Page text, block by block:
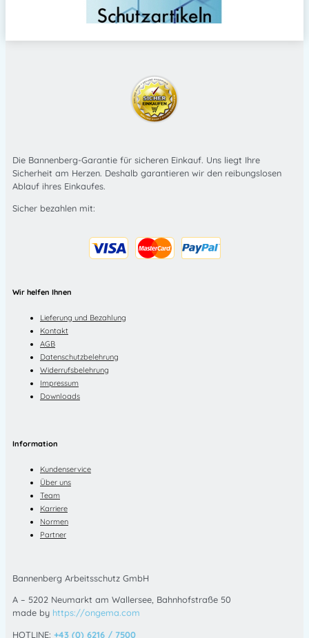
Die Bannenberg-Garantie für sicheren Einkauf. Uns liegt Ihre
Sicherheit am Herzen. Deshalb garantieren wir den reibungslosen
Ablauf ihres Einkaufes.
Sicher bezahlen mit:
Wir helfen Ihnen
Lieferung und Bezahlung
Kontakt
AGB
Datenschutzbelehrung
Widerrufsbelehrung
Impressum
Downloads
Information
Kundenservice
Über uns
Team
Karriere
Normen
Partner
Bannenberg Arbeitsschutz GmbH
A – 5202 Neumarkt am Wallersee, Bahnhofstraße 50
made by https://ongema.com
HOTLINE: +43 (0) 6216 / 7500